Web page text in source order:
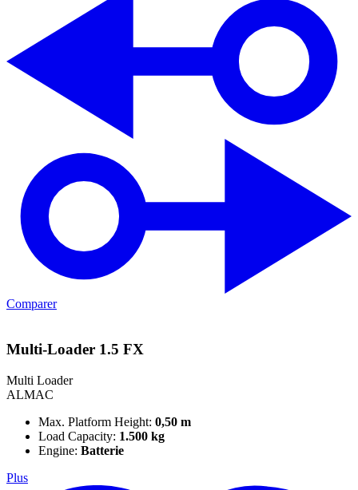
Comparer
Multi-Loader 1.5 FX
Multi Loader
ALMAC
Max. Platform Height: 0,50 m
Load Capacity: 1.500 kg
Engine: Batterie
Plus